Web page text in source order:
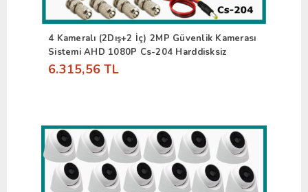
4 Kameralı (2Dış+2 İç) 2MP Güvenlik Kamerası
Sistemi AHD 1080P Cs-204 Harddisksiz
6.315,56 TL